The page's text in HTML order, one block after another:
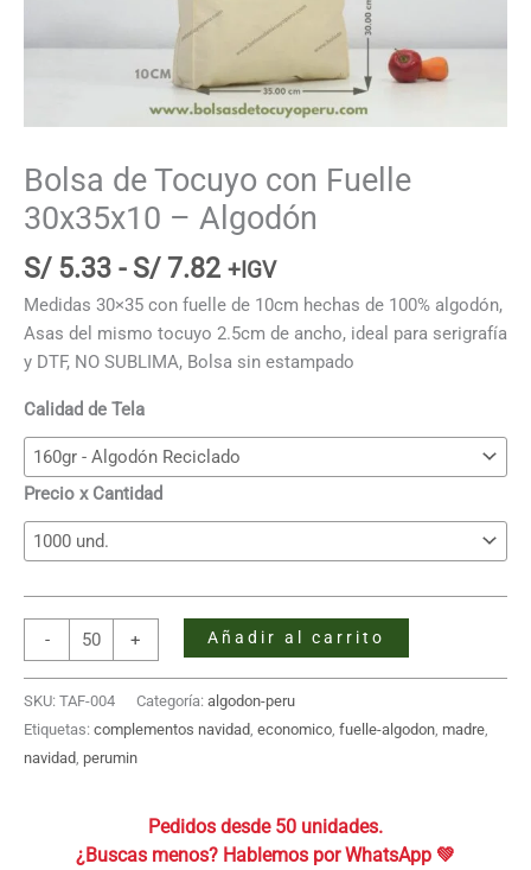
Bolsa de Tocuyo con Fuelle
30x35x10 – Algodón
S/5.33 - S/7.82Rango
de
precios:
desde
S/ 7.82
+IGV
Medidas 30×35 con fuelle de 10cm hechas de 100% algodón,
Asas del mismo tocuyo 2.5cm de ancho, ideal para serigrafía
y DTF, NO SUBLIMA, Bolsa sin estampado
Calidad de Tela
Precio x Cantidad
-
de
Fuelle
30x35x10
cantidad
+ Añadir al carrito
SKU: TAF-004 Categoría: algodon-peru
Etiquetas: complementos navidad economico fuelle-algodon madre
navidad perumin
Pedidos desde 50 unidades.